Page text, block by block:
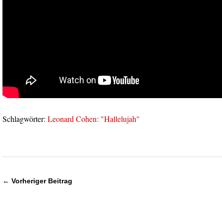
Schlagwörter: Leonard Cohen: "Hallelujah"
← Vorheriger Beitrag